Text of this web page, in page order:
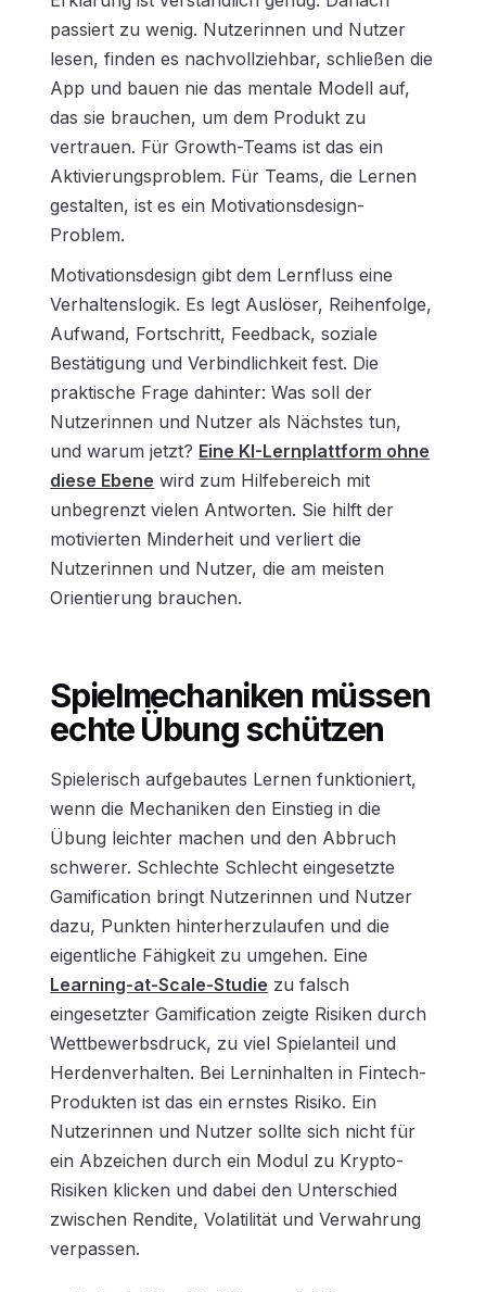
passiert zu wenig. Nutzerinnen und Nutzer
lesen, finden es nachvollziehbar, schließen die
App und bauen nie das mentale Modell auf,
das sie brauchen, um dem Produkt zu
vertrauen. Für Growth-Teams ist das ein
Aktivierungsproblem. Für Teams, die Lernen
gestalten, ist es ein Motivationsdesign-
Problem.
Motivationsdesign gibt dem Lernfluss eine
Verhaltenslogik. Es legt Auslöser, Reihenfolge,
Aufwand, Fortschritt, Feedback, soziale
Bestätigung und Verbindlichkeit fest. Die
praktische Frage dahinter: Was soll der
Nutzerinnen und Nutzer als Nächstes tun,
und warum jetzt? Eine KI-Lernplattform ohne
diese Ebene wird zum Hilfebereich mit
unbegrenzt vielen Antworten. Sie hilft der
motivierten Minderheit und verliert die
Nutzerinnen und Nutzer, die am meisten
Orientierung brauchen.
Spielmechaniken müssen
echte Übung schützen
Spielerisch aufgebautes Lernen funktioniert,
wenn die Mechaniken den Einstieg in die
Übung leichter machen und den Abbruch
schwerer. Schlechte Schlecht eingesetzte
Gamification bringt Nutzerinnen und Nutzer
dazu, Punkten hinterherzulaufen und die
eigentliche Fähigkeit zu umgehen. Eine
Learning-at-Scale-Studie zu falsch
eingesetzter Gamification zeigte Risiken durch
Wettbewerbsdruck, zu viel Spielanteil und
Herdenverhalten. Bei Lerninhalten in Fintech-
Produkten ist das ein ernstes Risiko. Ein
Nutzerinnen und Nutzer sollte sich nicht für
ein Abzeichen durch ein Modul zu Krypto-
Risiken klicken und dabei den Unterschied
zwischen Rendite, Volatilität und Verwahrung
verpassen.